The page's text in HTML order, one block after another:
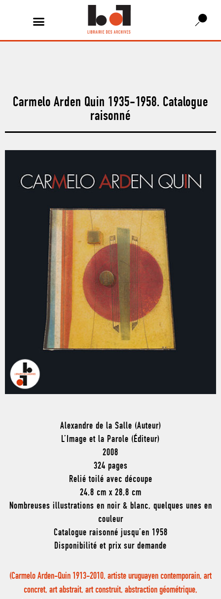
Carmelo Arden Quin 1935-1958. Catalogue
raisonné
Alexandre de la Salle (Auteur)
L’Image et la Parole (Éditeur)
2008
324 pages
Relié toilé avec découpe
24,8 cm x 28,8 cm
Nombreuses illustrations en noir & blanc, quelques unes en
couleur
Catalogue raisonné jusqu’en 1958
Disponibilité et prix sur demande
(Carmelo Arden-Quin 1913-2010, artiste uruguayen contemporain, art
concret, art abstrait, art construit, abstraction géométrique,